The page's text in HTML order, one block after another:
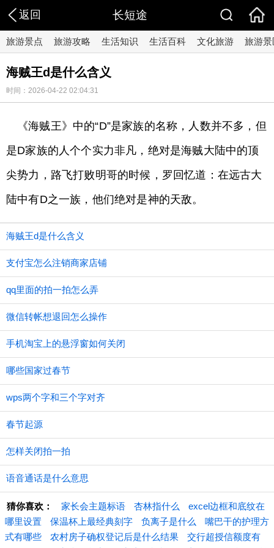
返回 长短途
旅游景点 旅游攻略 生活知识 生活百科 文化旅游 旅游景
海贼王d是什么含义
时间：2026-04-22 02:04:31
《海贼王》中的“D”是家族的名称，人数并不多，但
是D家族的人个个实力非凡，绝对是海贼大陆中的顶
尖势力，路飞打败明哥的时候，罗回忆道：在远古大
陆中有D之一族，他们绝对是神的天敌。
海贼王d是什么含义
支付宝怎么注销商家店铺
qq里面的拍一拍怎么弄
微信转帐想退回怎么操作
手机淘宝上的悬浮窗如何关闭
哪些国家过春节
wps两个字和三个字对齐
春节起源
怎样关闭拍一拍
语音通话是什么意思
猜你喜欢： 家长会主题标语 杏林指什么
excel边框和底纹在
哪里设置
保温杯上最经典刻字 负离子是什么
嘴巴干的护理方
式有哪些
农村房子确权登记后是什么结果
交行超授信额度有